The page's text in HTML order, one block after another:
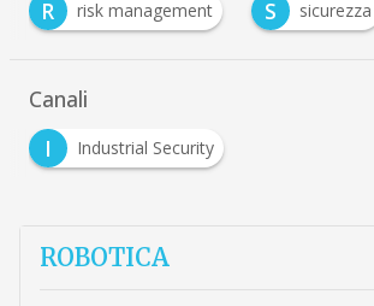
R risk management S sicurezza
Canali
I
Industrial Security
ROBOTICA